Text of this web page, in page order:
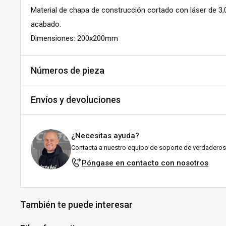
Material de chapa de construcción cortado con láser de
acabado.
Dimensiones: 200x200mm
Números de pieza
DPN:573638
Envíos y devoluciones
Todos los pedidos se envían desde nuestro almacén en
esforzamos por enviarlos lo antes posible!
suele tardar entre 1 y 3 días laborables tras el
¿Necesitas ayuda?
Contacta a nuestro equipo de soporte de
Póngase en contacto con nosotros
También te puede interesar